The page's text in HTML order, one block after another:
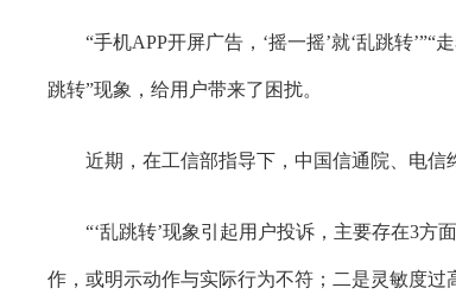
“手机APP开屏广告，‘摇一摇’就‘乱跳转’”“
跳转”现象，给用户带来了困扰。
近期，在工信部指导下，中国信通院、电信终
“‘乱跳转’现象引起用户投诉，主要存在3方
作，或明示动作与实际行为不符；二是灵敏度